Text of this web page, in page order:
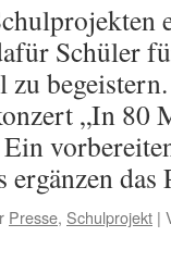
Schüler
„In 80
das
Presse, Schulprojekt |